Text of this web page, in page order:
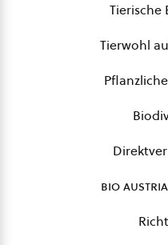
Tierische
Tierwohl
bio austria